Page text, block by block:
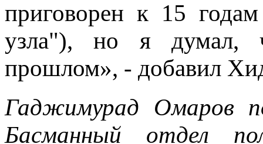
приговорен к 15
узла"), но я думал,
прошлом», - добавил
Гаджимурад Омаров
Басманный отдел